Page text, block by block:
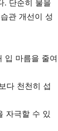
. 단순히 물을
관 개선이 성
입 마름을 줄여
다 천천히 섭
자극할 수 있